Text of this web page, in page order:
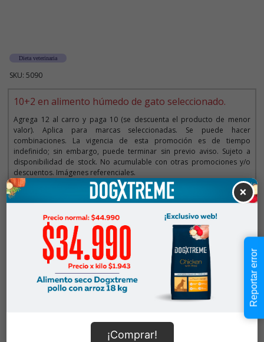
Dieta veterinaria
SKU: 5090
10+2 en alimento húmedo de gato seleccionado.
Agrega 12 al carro y paga 10 (se descuenta el producto de menor
valor). Aplica para marcas seleccionadas. Se puede hacer
combinaciones. La vigencia de esta promoción es de tiempo
indefinido; sin embargo, puede terminar sin previo aviso. Sujeto a
disponibilidad de stock. No acumulable con otras promociones y/o
descuentos. Imágenes referenciales.
Descripción
Cantidad:
$2.790
Añadir al carrito
×
¡Comprar!
Reportar error